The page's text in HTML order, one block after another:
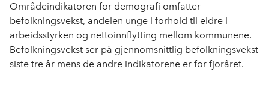
Områdeindikatoren for demografi omfatter
befolkningsvekst, andelen unge i forhold til eldre i
arbeidsstyrken og nettoinnflytting mellom kommunene.
Befolkningsvekst ser på gjennomsnittlig befolkningsvekst
siste tre år mens de andre indikatorene er for fjoråret.